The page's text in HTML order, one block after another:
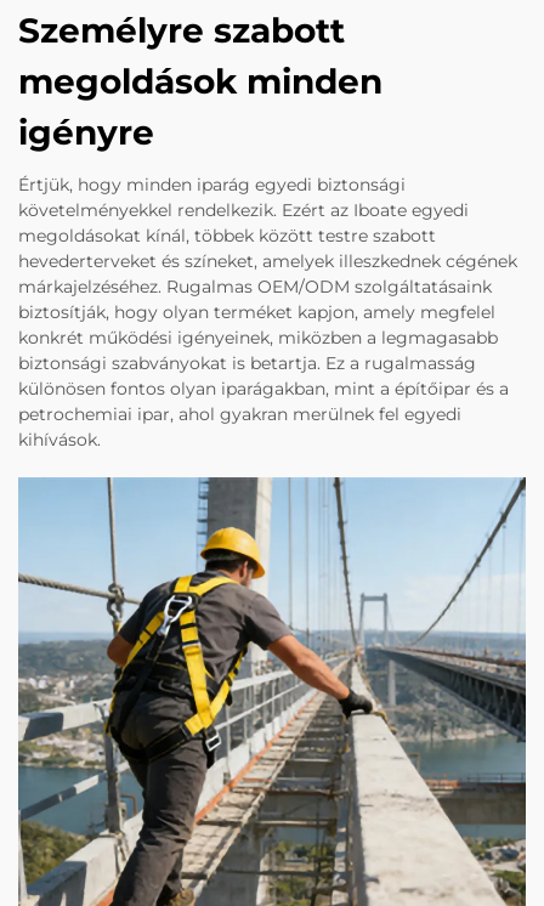
Személyre szabott
megoldások minden
igényre
Értjük, hogy minden iparág egyedi biztonsági
követelményekkel rendelkezik. Ezért az Iboate egyedi
megoldásokat kínál, többek között testre szabott
hevederterveket és színeket, amelyek illeszkednek cégének
márkajelzéséhez. Rugalmas OEM/ODM szolgáltatásaink
biztosítják, hogy olyan terméket kapjon, amely megfelel
konkrét működési igényeinek, miközben a legmagasabb
biztonsági szabványokat is betartja. Ez a rugalmasság
különösen fontos olyan iparágakban, mint a építőipar és a
petrochemiai ipar, ahol gyakran merülnek fel egyedi
kihívások.